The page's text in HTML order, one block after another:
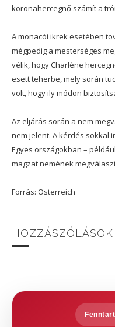
koronahercegnő számít a
A monacói ikrek esetében
mégpedig a mesterséges
vélik, hogy Charléne
esett teherbe, mely során
volt, hogy ily módon
Az eljárás során a nem
nem jelent. A kérdés sokkal
Egyes országokban –
magzat nemének
Forrás: Österreich
HOZZÁSZÓLÁSOK